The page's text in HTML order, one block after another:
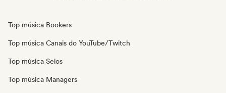
Top música Bookers
Top música Canais do YouTube/Twitch
Top música Selos
Top música Managers